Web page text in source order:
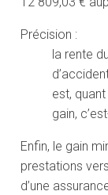
Précision :
la rente
est,
gain,
Enfin, le gain
prestations
d’une